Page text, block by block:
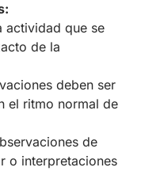
actividad que se
de la
deben ser
el ritmo normal de
de
o interpretaciones